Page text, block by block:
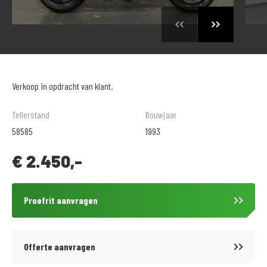
Verkoop in opdracht van klant.
Tellerstand
58585
Bouwjaar
1993
€ 2.450,-
Proefrit aanvragen
Offerte aanvragen